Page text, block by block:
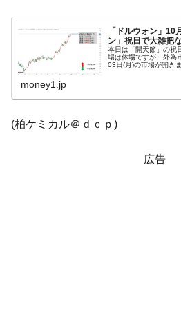
「ドルウォン」
ン」祝日で大雑把
本日は「開天節」の祝
場は休場ですが、外為
03日(月)の市場が開き
money1.jp
(柏ケミカル＠ｄｃｐ)
広告